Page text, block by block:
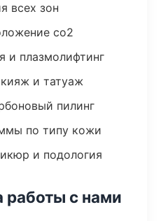
всех зон
co2
и плазмолифтинг
и татуаж
пилинг
по типу кожи
и подология
с нами